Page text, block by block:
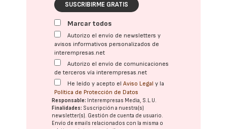
SUSCRIBIRME GRATIS
Marcar todos
Autorizo el envío de newsletters y
avisos informativos personalizados de
interempresas.net
Autorizo el envío de comunicaciones
de terceros vía interempresas.net
He leído y acepto elAviso Legal y la
Política de Protección de Datos
Responsable: Interempresas Media, S.L.U.
Finalidades: Suscripción a nuestra(s)
newsletter(s). Gestión de cuenta de usuario.
Envío de emails relacionados con la misma o